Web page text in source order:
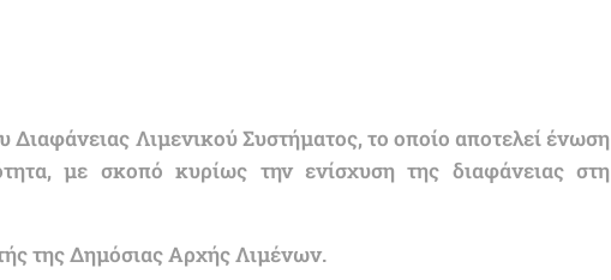
Διαφάνειας Λιμενικού Συστήματος, το οποίο αποτελεί ένωση
με σκοπό κυρίως την ενίσχυση της διαφάνειας στη
της Δημόσιας Αρχής Λιμένων.